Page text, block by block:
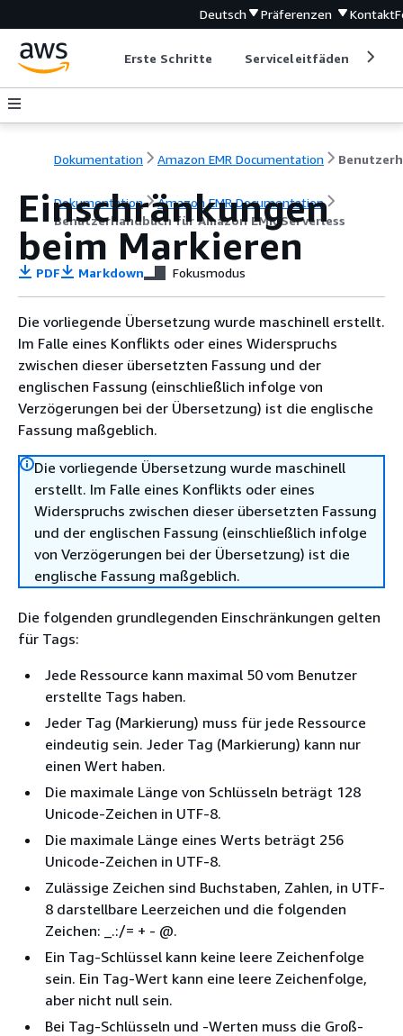
Deutsch Präferenzen Kontakt
Erste Schritte Serviceleitfäden
Dokumentation Amazon EMR Documentation
Dokumentation
Amazon EMR Documentation
Benutzerhandbuch für Amazon EMR Serverless
Einschränkungen
beim Markieren
PDF Markdown Fokusmodus
Die vorliegende Übersetzung wurde maschinell erstellt.
Im Falle eines Konflikts oder eines Widerspruchs
zwischen dieser übersetzten Fassung und der
englischen Fassung (einschließlich infolge von
Verzögerungen bei der Übersetzung) ist die englische
Fassung maßgeblich.
Die vorliegende Übersetzung wurde maschinell
erstellt. Im Falle eines Konflikts oder eines
Widerspruchs zwischen dieser übersetzten Fassung
und der englischen Fassung (einschließlich infolge
von Verzögerungen bei der Übersetzung) ist die
englische Fassung maßgeblich.
Die folgenden grundlegenden Einschränkungen gelten
für Tags:
Jede Ressource kann maximal 50 vom Benutzer
erstellte Tags haben.
Jeder Tag (Markierung) muss für jede Ressource
eindeutig sein. Jeder Tag (Markierung) kann nur
einen Wert haben.
Die maximale Länge von Schlüsseln beträgt 128
Unicode-Zeichen in UTF-8.
Die maximale Länge eines Werts beträgt 256
Unicode-Zeichen in UTF-8.
Zulässige Zeichen sind Buchstaben, Zahlen, in UTF-
8 darstellbare Leerzeichen und die folgenden
Zeichen: _.:/= + - @.
Ein Tag-Schlüssel kann keine leere Zeichenfolge
sein. Ein Tag-Wert kann eine leere Zeichenfolge,
aber nicht null sein.
Bei Tag-Schlüsseln und -Werten muss die Groß-